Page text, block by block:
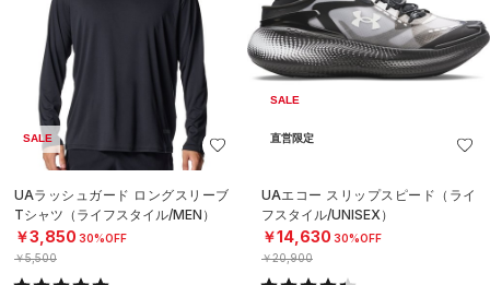
SALE
UAラッシュガード ロングスリーブ
Tシャツ（ライフスタイル/MEN）
￥3,850 30%OFF
￥5,500
SALE
直営限定
UAエコー スリップスピード（ライ
フスタイル/UNISEX）
￥14,630 30%OFF
￥20,900